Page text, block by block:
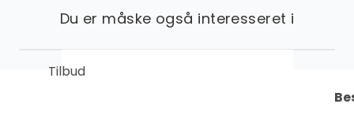
Du er måske også interesseret i
Tilbud